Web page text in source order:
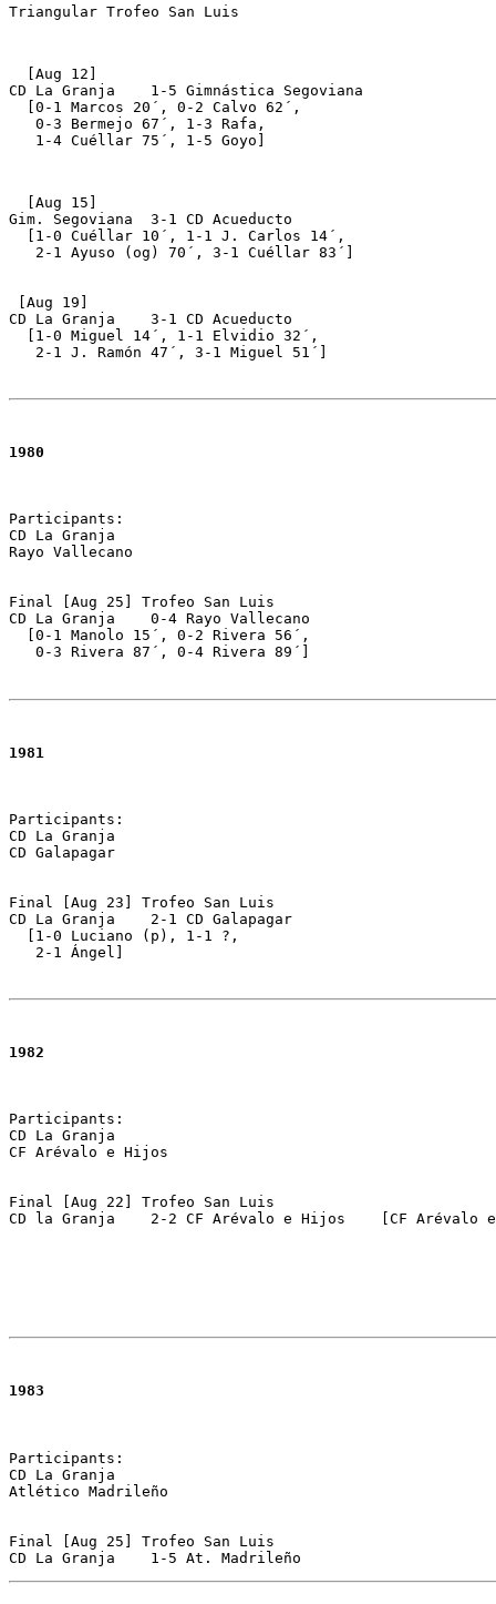
Triangular Trofeo San Luis
[Aug 12]
CD La Granja 	1-5 Gimnástica Segoviana
  [0-1 Marcos 20´, 0-2 Calvo 62´,
   0-3 Bermejo 67´, 1-3 Rafa,
   1-4 Cuéllar 75´, 1-5 Goyo]
  [Aug 15]
Gim. Segoviana	3-1 CD Acueducto
  [1-0 Cuéllar 10´, 1-1 J. Carlos 14´,
   2-1 Ayuso (og) 70´, 3-1 Cuéllar 83´]
[Aug 19]
CD La Granja	3-1 CD Acueducto
  [1-0 Miguel 14´, 1-1 Elvidio 32´,
   2-1 J. Ramón 47´, 3-1 Miguel 51´]
1980
Participants:
CD La Granja
Rayo Vallecano
Final [Aug 25] Trofeo San Luis
CD La Granja	0-4 Rayo Vallecano
  [0-1 Manolo 15´, 0-2 Rivera 56´,
   0-3 Rivera 87´, 0-4 Rivera 89´]
1981
Participants:
CD La Granja
CD Galapagar
Final [Aug 23] Trofeo San Luis
CD La Granja	2-1 CD Galapagar
  [1-0 Luciano (p), 1-1 ?,
   2-1 Ángel]
1982
Participants:
CD La Granja
CF Arévalo e Hijos
Final [Aug 22] Trofeo San Luis
CD la Granja	2-2 CF Arévalo e Hijos    [CF
1983
Participants:
CD La Granja
Atlético Madrileño
Final [Aug 25] Trofeo San Luis
CD La Granja	1-5 At. Madrileño